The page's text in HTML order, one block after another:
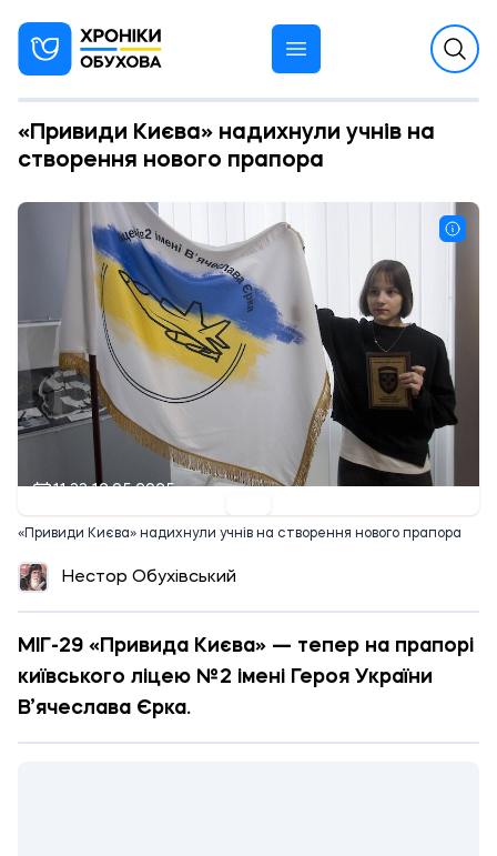
«Привиди Києва» надихнули учнів на
створення нового прапора
11:33 12.05.2025
«Привиди Києва» надихнули учнів на створення нового прапора
Нестор Обухівський
МІГ-29 «Привида Києва» — тепер на прапорі
київського ліцею №2 імені Героя України
В’ячеслава Єрка.